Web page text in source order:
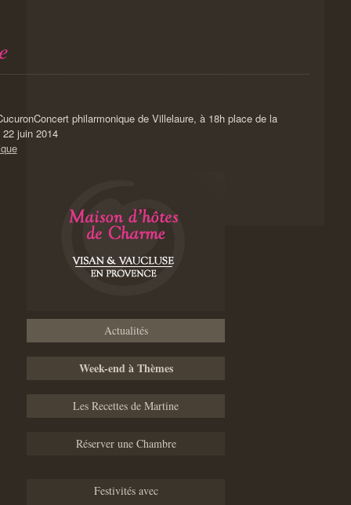
Concert philarmonique de Villelaure, à 18h place de la
juin 2014
Actualités
Week-end à Thèmes
Les Recettes de Martine
Réserver une Chambre
Festivités avec